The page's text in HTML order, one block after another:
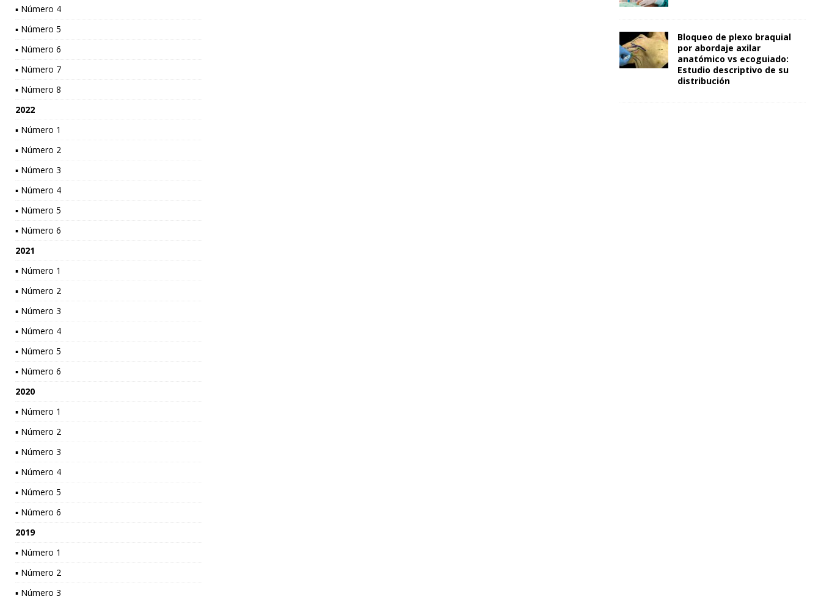
▪ Número 4
▪ Número 5
▪ Número 6
▪ Número 7
▪ Número 8
2022
▪ Número 1
▪ Número 2
▪ Número 3
▪ Número 4
▪ Número 5
▪ Número 6
2021
▪ Número 1
▪ Número 2
▪ Número 3
▪ Número 4
▪ Número 5
▪ Número 6
2020
▪ Número 1
▪ Número 2
▪ Número 3
▪ Número 4
▪ Número 5
▪ Número 6
2019
▪ Número 1
▪ Número 2
▪ Número 3
Bloqueo de plexo braquial
por abordaje axilar
anatómico vs ecoguiado:
Estudio descriptivo de su
distribución